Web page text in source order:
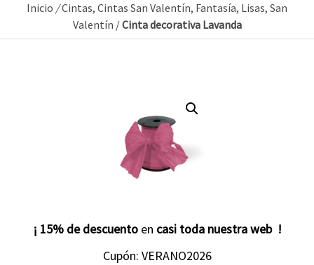
Inicio /Cintas, Cintas San Valentín, Fantasía, Lisas, San
Valentín /Cinta decorativa Lavanda
¡ 15% de descuento en casi toda nuestra web !
Cupón: VERANO2026